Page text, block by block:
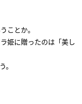
ことか。
姫に贈ったのは「美し
。